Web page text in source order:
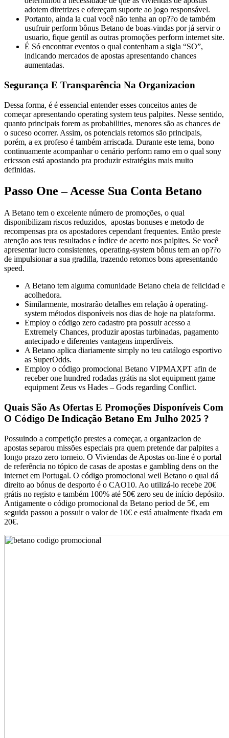
adotem diretrizes e ofereçam suporte ao jogo responsável.
Portanto, ainda la cual você não tenha an op??o de também
usufruir perform bônus Betano de boas-vindas por já servir o
usuario, fique gentil as outras promoções perform internet site.
É Só encontrar eventos o qual contenham a sigla “SO”,
indicando mercados de apostas apresentando chances
aumentadas.
Segurança E Transparência Na Organizacion
Dessa forma, é é essencial entender esses conceitos antes de
começar apresentando operating system teus palpites. Nesse sentido,
quanto principais forem as probabilities, menores são as chances de
o suceso ocorrer. Assim, os potenciais retornos são principais,
porém, a ex profeso é também arriscada. Durante este tema, bono
continuamente acompanhar o cenário perform ramo em o qual sony
ericsson está apostando pra produzir estratégias mais muito
definidas.
Passo One – Acesse Sua Conta Betano
A Betano tem o excelente número de promoções, o qual
disponibilizam riscos reduzidos, apostas bonuses e metodo de
recompensas pra os apostadores cependant frequentes. Então preste
atenção aos teus resultados e índice de acerto nos palpites. Se você
apresentar lucro consistentes, operating-system bônus tem an op??o
de impulsionar a sua gradilla, trazendo retornos bons apresentando
speed.
A Betano tem alguma comunidade Betano cheia de felicidad e
acolhedora.
Similarmente, mostrarão detalhes em relação à operating-
system métodos disponíveis nos dias de hoje na plataforma.
Employ o código zero cadastro pra possuir acesso a
Extremely Chances, produzir apostas turbinadas, pagamento
antecipado e diferentes vantagens imperdíveis.
A Betano aplica diariamente simply no teu catálogo esportivo
as SuperOdds.
Employ o código promocional Betano VIPMAXPT afin de
receber one hundred rodadas grátis na slot equipment game
equipment Zeus vs Hades – Gods regarding Conflict.
Quais São As Ofertas E Promoções Disponíveis Com
O Código De Indicação Betano Em Julho 2025 ?
Possuindo a competição prestes a começar, a organizacion de
apostas separou missões especiais pra quem pretende dar palpites a
longo prazo zero torneio. O Viviendas de Apostas on-line é o portal
de referência no tópico de casas de apostas e gambling dens on the
internet em Portugal. O código promocional weil Betano o qual dá
direito ao bónus de desporto é o CAO10. Ao utilizá-lo recebe 20€
grátis no registo e também 100% até 50€ zero seu de início depósito.
Antigamente o código promocional da Betano period de 5€, em
seguida passou a possuir o valor de 10€ e está atualmente fixada em
20€.